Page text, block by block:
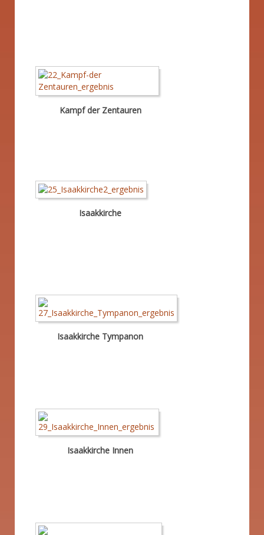
Kampf der Zentauren
Isaakkirche
Isaakkirche Tympanon
Isaakkirche Innen